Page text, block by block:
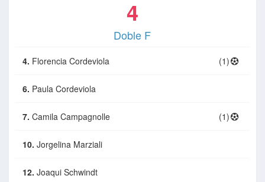
4
Doble F
4. Florencia Cordeviola (1)
6. Paula Cordeviola
7. Camila Campagnolle (1)
10. Jorgelina Marziali
12. Joaqui Schwindt